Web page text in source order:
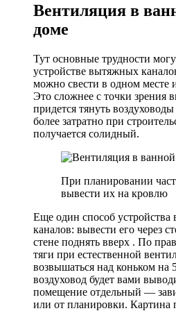
Вентиляция в
доме
Тут основные трудности
устройстве вытяжных
можно свести в одном месте
Это сложнее с точки зрения
придется тянуть
более затратно при
получается солидный.
При планировании
вывести их на кровлю
Еще один способ
каналов: вывести его через
стене поднять вверх . По
тяги при естественной
возвышаться над коньком
воздуховод будет вами
помещение отдельный —
или от планировки. Картина